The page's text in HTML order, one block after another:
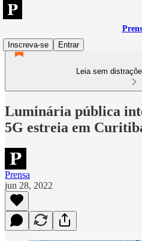
Inscreva-se
Entrar
Leia sem
Luminária pública
5G estreia em
Prensa
jun 28, 2022